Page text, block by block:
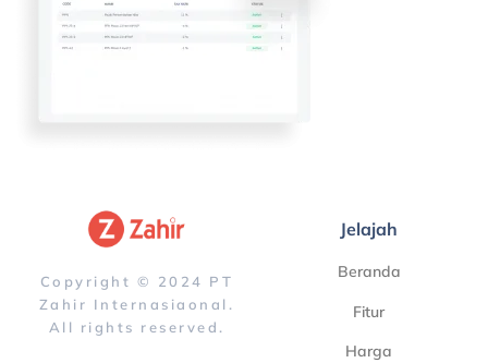
Copyright © 2024 PT
Zahir Internasiaonal.
All rights reserved.
Jelajah
Beranda
Fitur
Harga